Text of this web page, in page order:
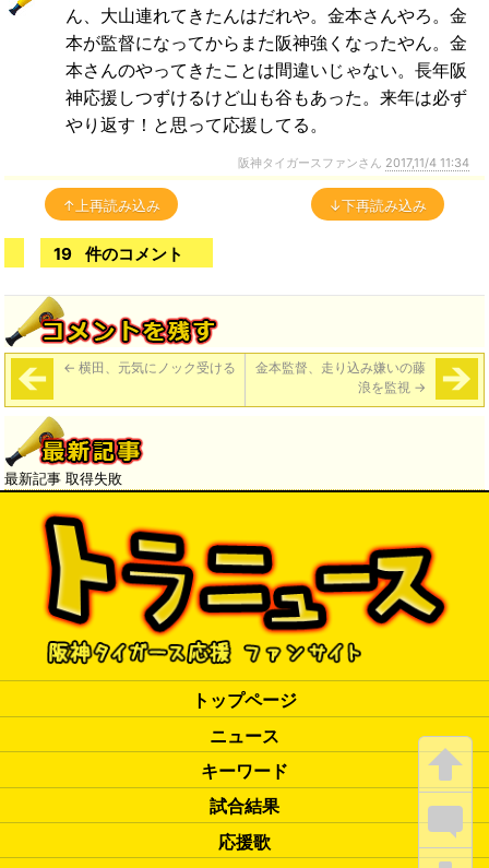
ん、大山連れてきたんはだれや。金本さんやろ。金
本が監督になってからまた阪神強くなったやん。金
本さんのやってきたことは間違いじゃない。長年阪
神応援しつずけるけど山も谷もあった。来年は必ず
やり返す！と思って応援してる。
阪神タイガースファンさん 2017,11/4 11:34
↑上再読み込み ↓下再読み込み
19 件のコメント
← 横田、元気にノック受ける
金本監督、走り込み嫌いの藤
浪を監視 →
最新記事 取得失敗
トップページ
ニュース
キーワード
試合結果
応援歌